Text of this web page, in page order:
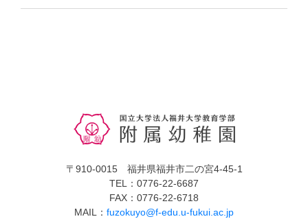
〒910-0015 福井県福井市二の宮4-45-1
TEL：0776-22-6687
FAX：0776-22-6718
MAIL： fuzokuyo@f-edu.u-fukui.ac.jp